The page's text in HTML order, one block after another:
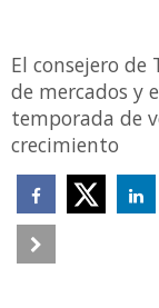
El consejero
de mercados y
temporada de
crecimiento